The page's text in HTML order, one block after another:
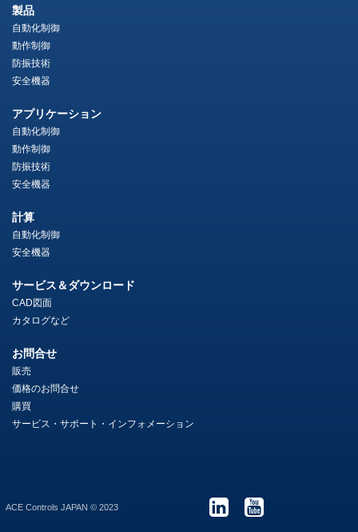
製品
自動化制御
動作制御
防振技術
安全機器
アプリケーション
自動化制御
動作制御
防振技術
安全機器
計算
自動化制御
安全機器
サービス＆ダウンロード
CAD図面
カタログなど
お問合せ
販売
価格のお問合せ
購買
サービス・サポート・インフォメーション
ACE Controls JAPAN © 2023